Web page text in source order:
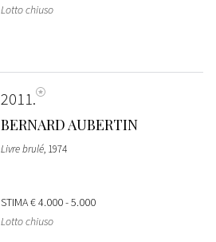
Lotto chiuso
2011
BERNARD AUBERTIN
Livre brulé, 1974
STIMA€ 4.000 - 5.000
Lotto chiuso